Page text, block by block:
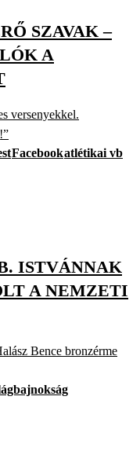
SZAVAK –
A
versenyekkel.
Facebookatlétikai vb
ISTVÁNNAK
A NEMZETI
Bence bronzérme